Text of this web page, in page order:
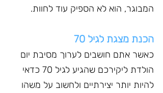
המבוגר, הוא לא הספיק עוד לחוות.
הכנת מצגת לגיל 70
כאשר אתם חושבים לערוך מסיבת יום
הולדת ליקירכם שהגיע לגיל 70 כדאי
להיות יותר יצירתיים ולחשוב על משהו